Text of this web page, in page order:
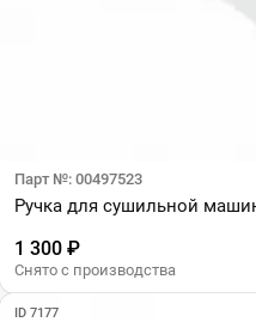
Парт №: 00497523
Ручка для сушильной
1 300 ₽
Снято с производства
ID 7177